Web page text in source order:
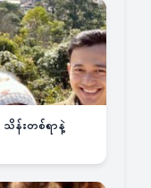
န်းတစ်ရာနဲ့